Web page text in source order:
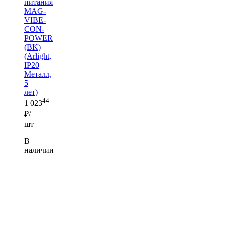
питания
MAG-
VIBE-
CON-
POWER
(BK)
(Arlight,
IP20
Металл,
5
лет)
1 02344
₽/
шт
В
наличии